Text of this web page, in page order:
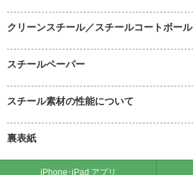
クリーンスチール／スチールコートボール
スチールペーパー
スチール素材の性能について
裏表紙
iPhone･iPad アプリ